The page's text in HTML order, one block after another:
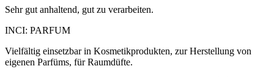
Sehr gut anhaltend, gut zu verarbeiten.
INCI: PARFUM
Vielfältig einsetzbar in Kosmetikprodukten, zur Herstellung von
eigenen Parfüms, für Raumdüfte.